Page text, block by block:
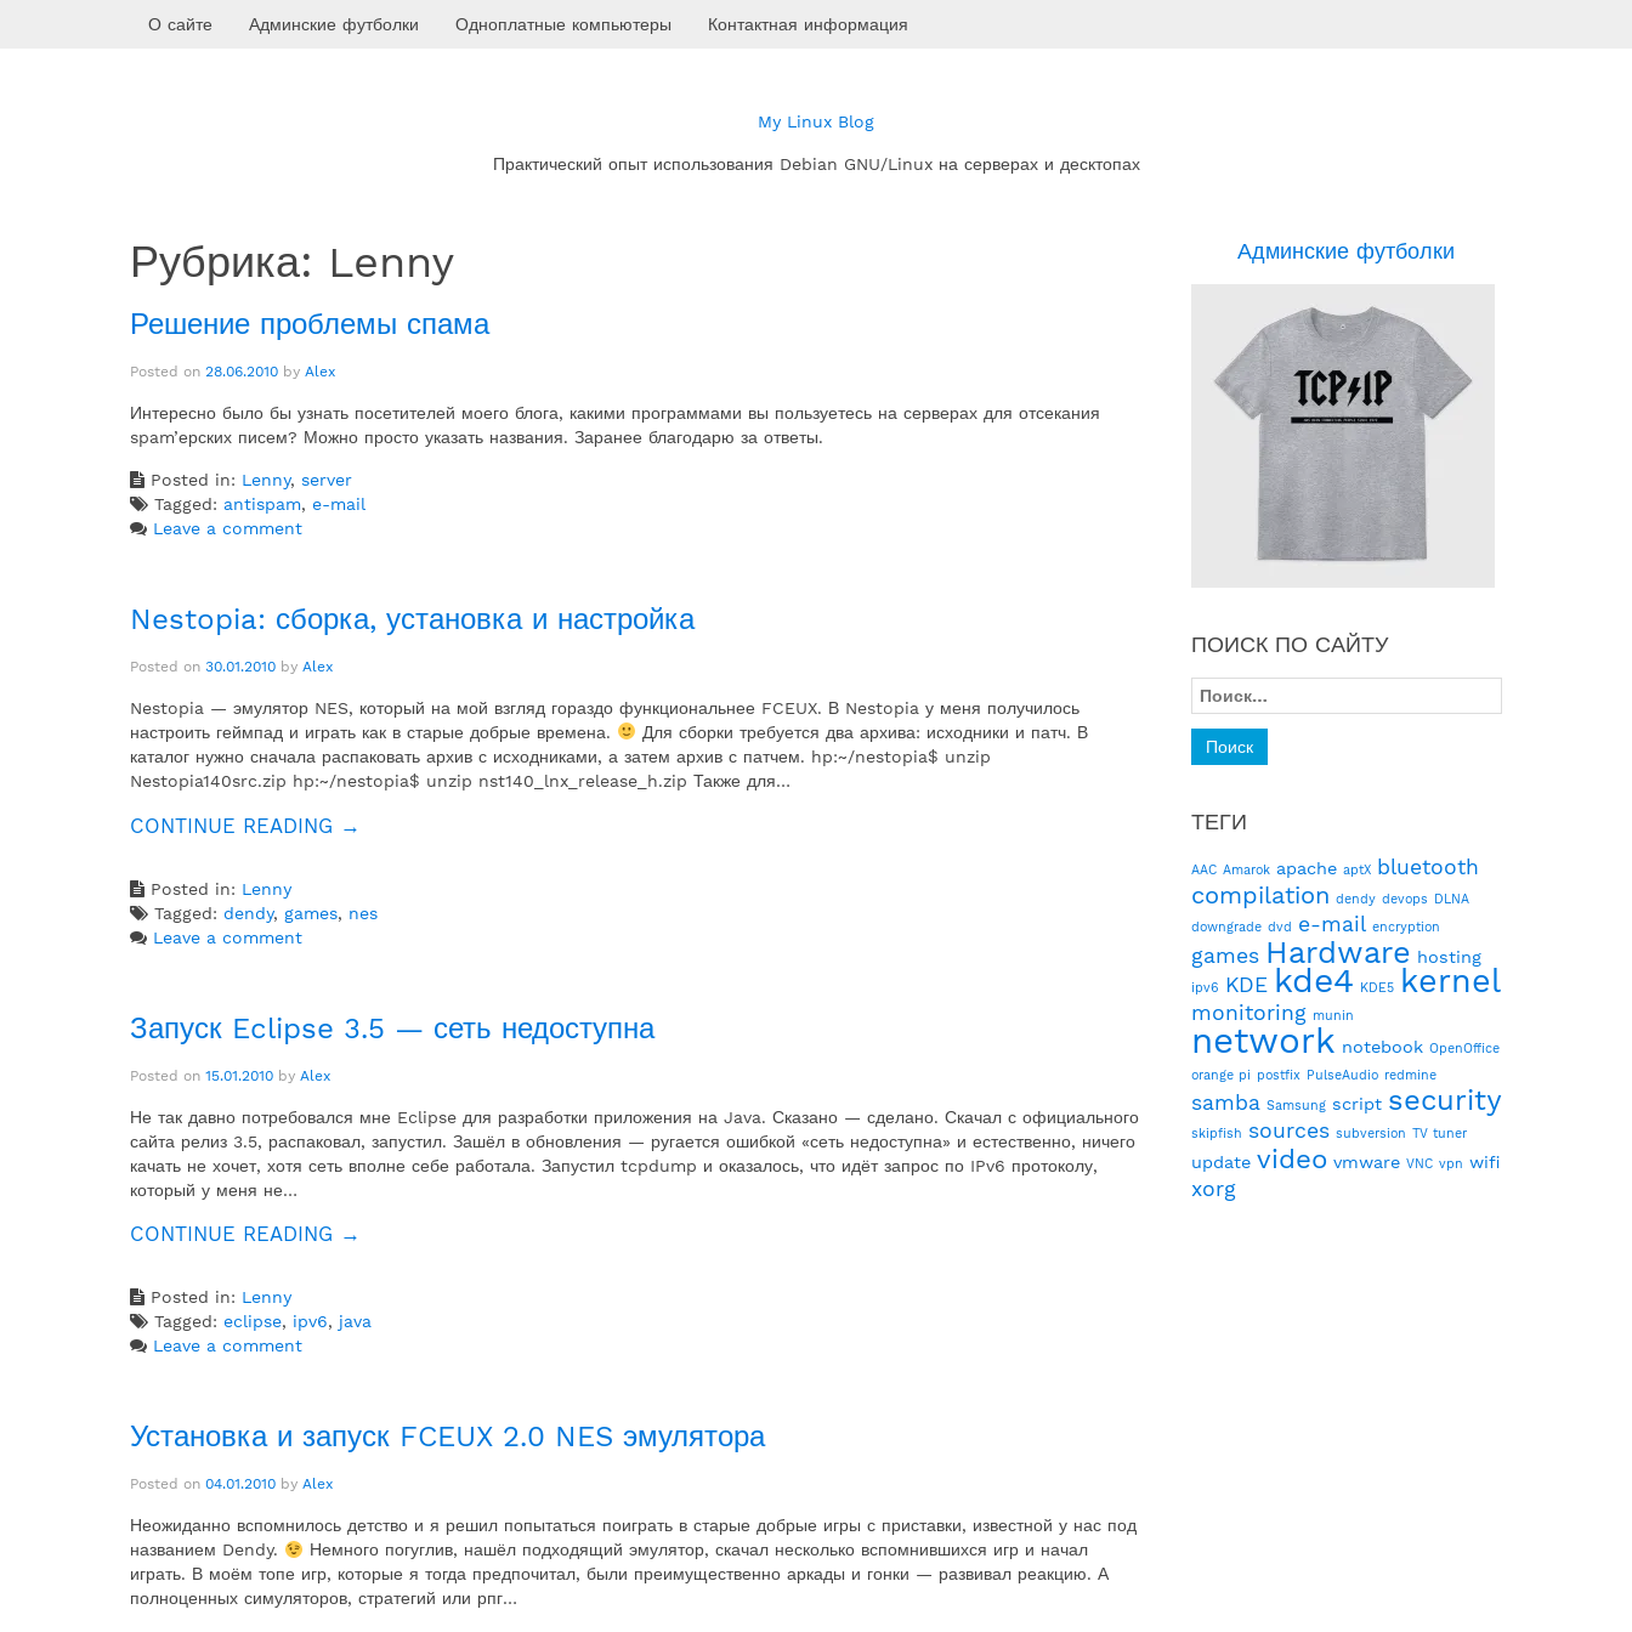
О сайте Админские футболки Одноплатные компьютеры Контактная информация
My Linux Blog
Практический опыт использования Debian GNU/Linux на серверах и десктопах
Рубрика: Lenny
Решение проблемы спама
Posted on 28.06.2010 by Alex
Интересно было бы узнать посетителей моего блога, какими программами вы пользуетесь на серверах для отсекания
spam’ерских писем? Можно просто указать названия. Заранее благодарю за ответы.
Posted in: Lenny, server
Tagged: antispam, e-mail
Leave a comment
Nestopia: сборка, установка и настройка
Posted on 30.01.2010 by Alex
Nestopia — эмулятор NES, который на мой взгляд гораздо функциональнее FCEUX. В Nestopia у меня получилось
настроить геймпад и играть как в старые добрые времена.
Для сборки требуется два архива: исходники и патч. В
каталог нужно сначала распаковать архив с исходниками, а затем архив с патчем. hp:~/nestopia$ unzip
Nestopia140src.zip hp:~/nestopia$ unzip nst140_lnx_release_h.zip Также для…
CONTINUE READING «NESTOPIA:
НАСТРОЙКА»
→
Posted in: Lenny
Tagged: dendy, games, nes
Leave a comment
Запуск Eclipse 3.5 — сеть недоступна
Posted on 15.01.2010 by Alex
Не так давно потребовался мне Eclipse для разработки приложения на Java. Сказано — сделано. Скачал с официального
сайта релиз 3.5, распаковал, запустил. Зашёл в обновления — ругается ошибкой «сеть недоступна» и естественно, ничего
качать не хочет, хотя сеть вполне себе работала. Запустил tcpdump и оказалось, что идёт запрос по IPv6 протоколу,
который у меня не…
CONTINUE READING «ЗАПУСК
СЕТЬ
→
Posted in: Lenny
Tagged: eclipse, ipv6, java
Leave a comment
Установка и запуск FCEUX 2.0 NES эмулятора
Posted on 04.01.2010 by Alex
Неожиданно вспомнилось детство и я решил попытаться поиграть в старые добрые игры с приставки, известной у нас под
названием Dendy.
Немного погуглив, нашёл подходящий эмулятор, скачал несколько вспомнившихся игр и начал
играть. В моём топе игр, которые я тогда предпочитал, были преимущественно аркады и гонки — развивал реакцию. А
полноценных симуляторов, стратегий или рпг…
Админские футболки
ПОИСК ПО САЙТУ
Найти:
ТЕГИ
AAC Amarok apache aptX bluetooth
compilation dendy devops DLNA
downgrade dvd e-mail encryption
games Hardware hosting
ipv6 KDE kde4 KDE5 kernel
monitoring munin
network notebook OpenOffice
orange pi postfix PulseAudio redmine
samba Samsung script security
skipfish sources subversion TV tuner
update video vmware VNC vpn wifi
xorg